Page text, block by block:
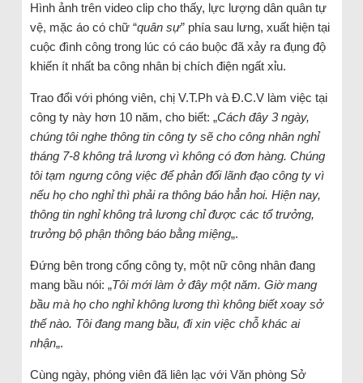
Hình ảnh trên video clip cho thấy, lực lượng dân quân tự
vệ, mặc áo có chữ “quân sự” phía sau lưng, xuất hiện tại
cuộc đình công trong lúc có cáo buộc đã xảy ra đụng độ
khiến ít nhất ba công nhân bị chích điện ngất xỉu.
Trao đổi với phóng viên, chị V.T.Ph và Đ.C.V làm việc tại
công ty này hơn 10 năm, cho biết: „Cách đây 3 ngày,
chúng tôi nghe thông tin công ty sẽ cho công nhân nghỉ
tháng 7-8 không trả lương vì không có đơn hàng. Chúng
tôi tạm ngưng công việc để phản đối lãnh đạo công ty vì
nếu họ cho nghỉ thì phải ra thông báo hẳn hoi. Hiện nay,
thông tin nghỉ không trả lương chỉ được các tổ trưởng,
trưởng bộ phận thông báo bằng miệng„.
Đứng bên trong cổng công ty, một nữ công nhân đang
mang bầu nói: „Tôi mới làm ở đây một năm. Giờ mang
bầu mà họ cho nghỉ không lương thì không biết xoay sở
thế nào. Tôi đang mang bầu, đi xin việc chỗ khác ai
nhận„.
Cùng ngày, phóng viên đã liên lạc với Văn phòng Sở